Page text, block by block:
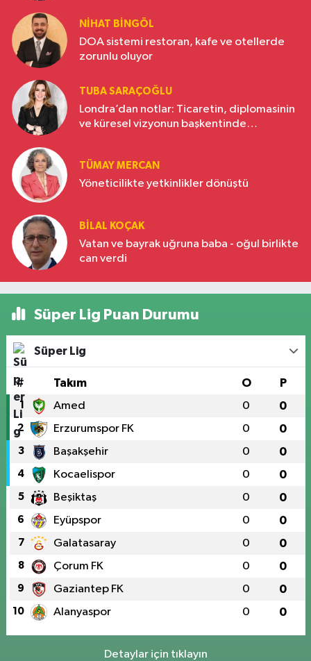
NIHAT BINGÖL
DOA sistemi restoran, kafe ve otellerde
zorunlu oluyor
TUBA SARAÇOĞLU
Londra’dan notlar: Ticaretin, diplomasinin
ve küresel vizyonun başkentinde
TÜMAY MERCAN
Yöneticilikte yetkinlikler dönüştü
BILAL KOÇAK
Vatan ve bayrak uğruna baba - oğul birlikte
can verdi
Süper Lig Puan Durumu
Süper Lig
# Takım O P
1 Amed 0 0
2 Erzurumspor FK 0 0
3 Başakşehir 0 0
4 Kocaelispor 0 0
5 Beşiktaş 0 0
6 Eyüpspor 0 0
7 Galatasaray 0 0
8 Çorum FK 0 0
9 Gaziantep FK 0 0
10 Alanyaspor 0 0
Detaylar için tıklayın